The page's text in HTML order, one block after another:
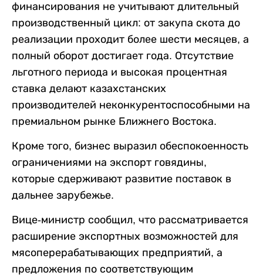
финансирования не учитывают длительный
производственный цикл: от закупа скота до
реализации проходит более шести месяцев, а
полный оборот достигает года. Отсутствие
льготного периода и высокая процентная
ставка делают казахстанских
производителей неконкурентоспособными на
премиальном рынке Ближнего Востока.
Кроме того, бизнес выразил обеспокоенность
ограничениями на экспорт говядины,
которые сдерживают развитие поставок в
дальнее зарубежье.
Вице-министр сообщил, что рассматривается
расширение экспортных возможностей для
мясоперерабатывающих предприятий, а
предложения по соответствующим